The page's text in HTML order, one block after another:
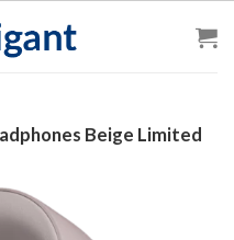
Beige Limited